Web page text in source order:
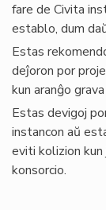
fare de Civita
establo, dum
Estas
deĵoron por
kun aranĝo
Estas devigoj
instancon aŭ
eviti kolizion
konsorcio.